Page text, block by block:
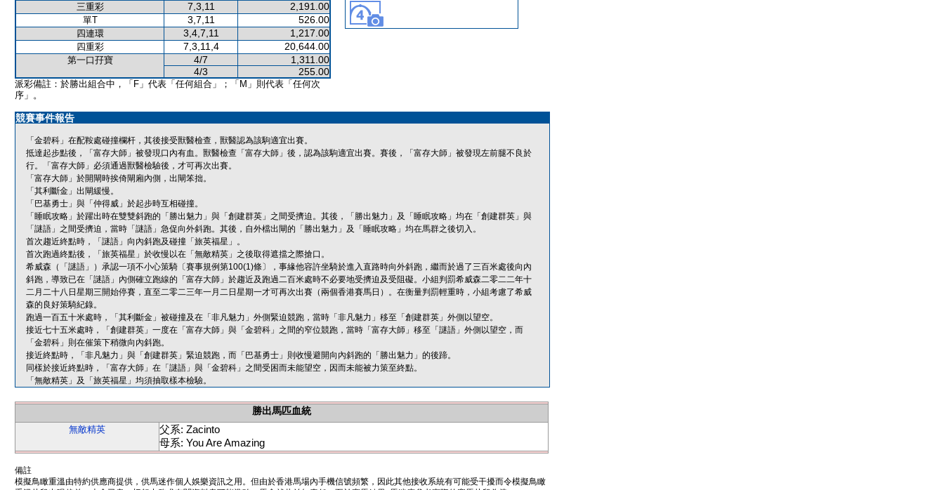
三重彩 7,3,11 2,191.00
單T 3,7,11 526.00
四連環 3,4,7,11 1,217.00
四重彩 7,3,11,4 20,644.00
第一口孖寶 4/7
1,311.00
4/3
255.00
派彩備註：於勝出組合中，「F」代表「任何組合」；「M」則代表「任何次
序」。
競賽事件報告
「金碧科」在配鞍處碰撞欄杆，其後接受獸醫檢查，獸醫認為該駒適宜出賽。
抵達起步點後，「富存大師」被發現口內有血。獸醫檢查「富存大師」後，認為該駒適宜出賽。賽後，「富存大師」被發現左前腿不良於
行。「富存大師」必須通過獸醫檢驗後，才可再次出賽。
「富存大師」於開閘時挨倚閘廂內側，出閘笨拙。
「其利斷金」出閘緩慢。
「巴基勇士」與「仲得威」於起步時互相碰撞。
「睡眠攻略」於躍出時在雙雙斜跑的「勝出魅力」與「創建群英」之間受擠迫。其後，「勝出魅力」及「睡眠攻略」均在「創建群英」與
「謎語」之間受擠迫，當時「謎語」急促向外斜跑。其後，自外檔出閘的「勝出魅力」及「睡眠攻略」均在馬群之後切入。
首次趨近終點時，「謎語」向內斜跑及碰撞「旅英福星」。
首次跑過終點後，「旅英福星」於收慢以在「無敵精英」之後取得遮擋之際搶口。
希威森（「謎語」）承認一項不小心策騎〔賽事規例第100(1)條〕，事緣他容許坐騎於進入直路時向外斜跑，繼而於過了三百米處後向內
斜跑，導致已在「謎語」內側確立跑線的「富存大師」於趨近及跑過二百米處時不必要地受擠迫及受阻礙。小組判罰希威森二零二二年十
二月二十八日星期三開始停賽，直至二零二三年一月二日星期一才可再次出賽（兩個香港賽馬日）。在衡量判罰輕重時，小組考慮了希威
森的良好策騎紀錄。
跑過一百五十米處時，「其利斷金」被碰撞及在「非凡魅力」外側緊迫競跑，當時「非凡魅力」移至「創建群英」外側以望空。
接近七十五米處時，「創建群英」一度在「富存大師」與「金碧科」之間的窄位競跑，當時「富存大師」移至「謎語」外側以望空，而
「金碧科」則在催策下稍微向內斜跑。
接近終點時，「非凡魅力」與「創建群英」緊迫競跑，而「巴基勇士」則收慢避開向內斜跑的「勝出魅力」的後蹄。
同樣於接近終點時，「富存大師」在「謎語」與「金碧科」之間受困而未能望空，因而未能被力策至終點。
「無敵精英」及「旅英福星」均須抽取樣本檢驗。
勝出馬匹血統
無敵精英
父系: Zacinto
母系: You Are Amazing
備註
模擬鳥瞰重溫由特約供應商提供，供馬迷作個人娛樂資訊之用。但由於香港馬場內手機信號頻繁，因此其他接收系統有可能受干擾而令模擬鳥瞰